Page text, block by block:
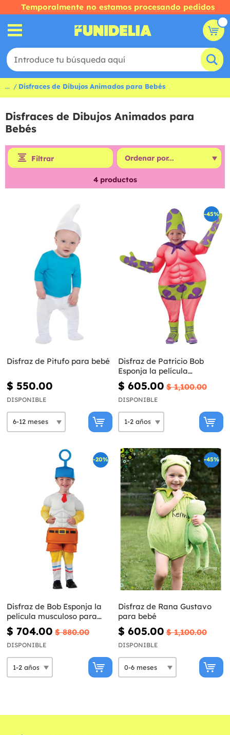
Temporalmente no estamos procesando pedidos
... Disfraces de Dibujos Animados para Bebés
Disfraces de Dibujos Animados para
Bebés
Filtrar
4productos
Disfraz de Pitufo para bebé
$ 550.00
DISPONIBLE
-45%
Disfraz de Patricio Bob
Esponja la película
musculoso para bebé
$ 605.00 $ 1,100.00
DISPONIBLE
-20%
Disfraz de Bob Esponja la
película musculoso para
bebé
$ 704.00 $ 880.00
DISPONIBLE
-45%
Disfraz de Rana Gustavo
para bebé
$ 605.00 $ 1,100.00
DISPONIBLE